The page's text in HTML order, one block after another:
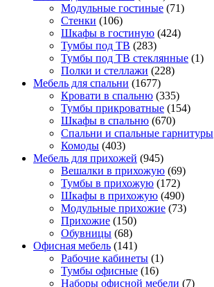
Модульные гостиные (71)
Стенки (106)
Шкафы в гостиную (424)
Тумбы под ТВ (283)
Тумбы под ТВ стеклянные (1)
Полки и стеллажи (228)
Мебель для спальни (1677)
Кровати в спальню (335)
Тумбы прикроватные (154)
Шкафы в спальню (670)
Спальни и спальные гарнитуры
Комоды (403)
Мебель для прихожей (945)
Вешалки в прихожую (69)
Тумбы в прихожую (172)
Шкафы в прихожую (490)
Модульные прихожие (73)
Прихожие (150)
Обувницы (68)
Офисная мебель (141)
Рабочие кабинеты (1)
Тумбы офисные (16)
Наборы офисной мебели (7)